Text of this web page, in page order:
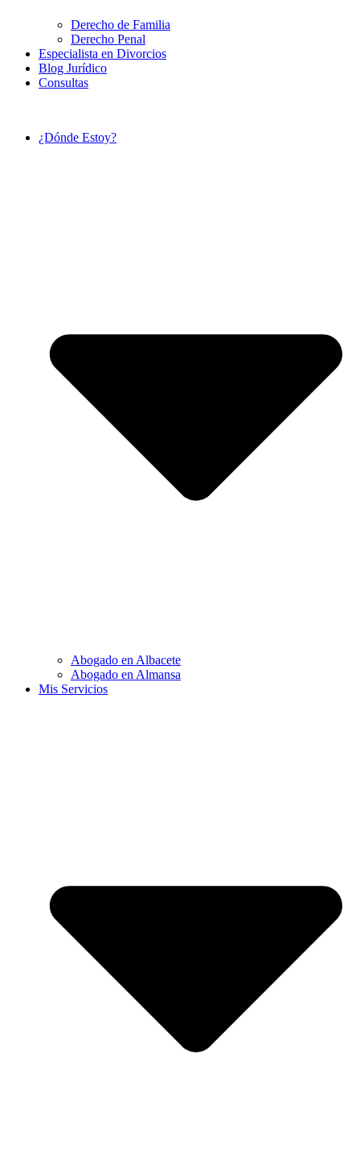
Derecho de Familia
Derecho Penal
Especialista en Divorcios
Blog Jurídico
Consultas
¿Dónde Estoy?
Abogado en Albacete
Abogado en Almansa
Mis Servicios